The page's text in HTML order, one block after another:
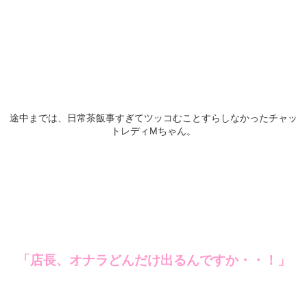
途中までは、日常茶飯事すぎてツッコむことすらしなかったチャッ
トレディMちゃん。
「店長、オナラどんだけ出るんですか・・！」